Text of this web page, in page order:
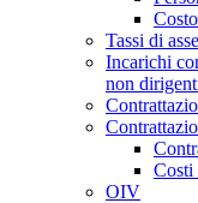
Tassi di
Incarichi
non
Costi
OIV